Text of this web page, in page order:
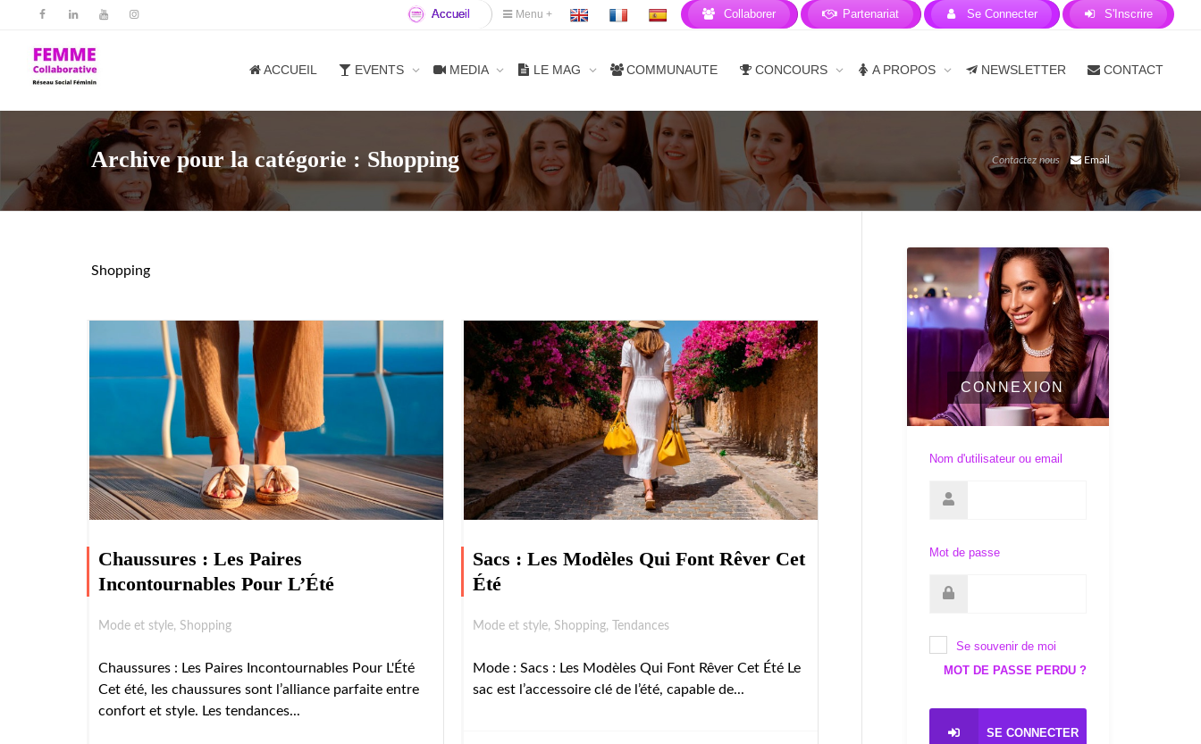
Accueil Menu + Collaborer Partenariat Se Connecter S'Inscrire
ACCUEIL EVENTS MEDIA LE MAG COMMUNAUTE CONCOURS A PROPOS NEWSLETTER CONTACT
Archive pour la catégorie : Shopping Contactez nous Email
Shopping
Chaussures : Les Paires
Incontournables Pour L’Été
Mode et style, Shopping
Chaussures : Les Paires Incontournables Pour L'Été
Cet été, les chaussures sont l’alliance parfaite entre
confort et style. Les tendances...
Sacs : Les Modèles Qui Font Rêver Cet
Été
Mode et style, Shopping, Tendances
Mode : Sacs : Les Modèles Qui Font Rêver Cet Été Le
sac est l’accessoire clé de l’été, capable de...
CONNEXION
Nom d'utilisateur ou email
Mot de passe
Se souvenir de moi
MOT DE PASSE PERDU ?
SE CONNECTER